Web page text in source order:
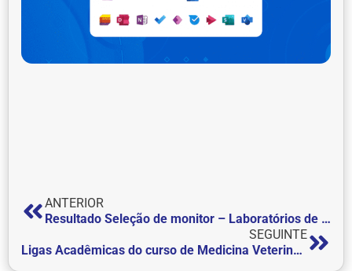
ANTERIOR
Resultado Seleção de monitor – Laboratórios de Microbiologia, Microscopia e Anatomia Animal
SEGUINTE
Ligas Acadêmicas do curso de Medicina Veterinária realizam novo ciclo de palestras